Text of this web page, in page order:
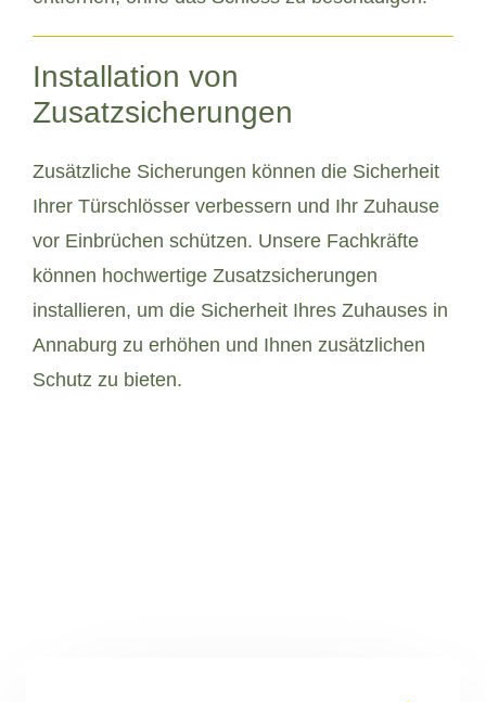
Installation von
Zusatzsicherungen
Zusätzliche Sicherungen können die Sicherheit
Ihrer Türschlösser verbessern und Ihr Zuhause
vor Einbrüchen schützen. Unsere Fachkräfte
können hochwertige Zusatzsicherungen
installieren, um die Sicherheit Ihres Zuhauses in
Annaburg zu erhöhen und Ihnen zusätzlichen
Schutz zu bieten.